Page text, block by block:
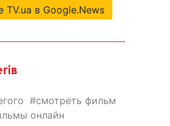
TV.ua в Google.News
смотреть фильм
онлайн